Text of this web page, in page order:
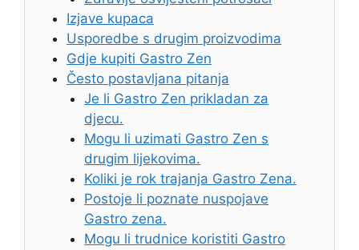
Izjave kupaca
Usporedbe s drugim proizvodima
Gdje kupiti Gastro Zen
Često postavljana pitanja
Je li Gastro Zen prikladan za
djecu.
Mogu li uzimati Gastro Zen s
drugim lijekovima.
Koliki je rok trajanja Gastro Zena.
Postoje li poznate nuspojave
Gastro zena.
Mogu li trudnice koristiti Gastro